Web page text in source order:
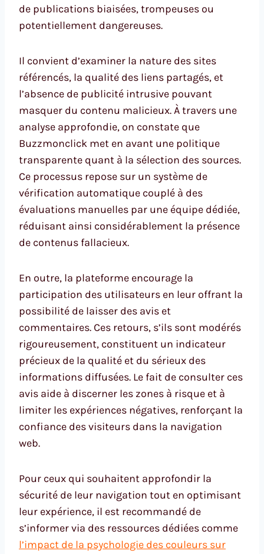
de publications biaisées, trompeuses ou
potentiellement dangereuses.
Il convient d’examiner la nature des sites
référencés, la qualité des liens partagés, et
l’absence de publicité intrusive pouvant
masquer du contenu malicieux. À travers une
analyse approfondie, on constate que
Buzzmonclick met en avant une politique
transparente quant à la sélection des sources.
Ce processus repose sur un système de
vérification automatique couplé à des
évaluations manuelles par une équipe dédiée,
réduisant ainsi considérablement la présence
de contenus fallacieux.
En outre, la plateforme encourage la
participation des utilisateurs en leur offrant la
possibilité de laisser des avis et
commentaires. Ces retours, s’ils sont modérés
rigoureusement, constituent un indicateur
précieux de la qualité et du sérieux des
informations diffusées. Le fait de consulter ces
avis aide à discerner les zones à risque et à
limiter les expériences négatives, renforçant la
confiance des visiteurs dans la navigation
web.
Pour ceux qui souhaitent approfondir la
sécurité de leur navigation tout en optimisant
leur expérience, il est recommandé de
s’informer via des ressources dédiées comme
l’impact de la psychologie des couleurs sur